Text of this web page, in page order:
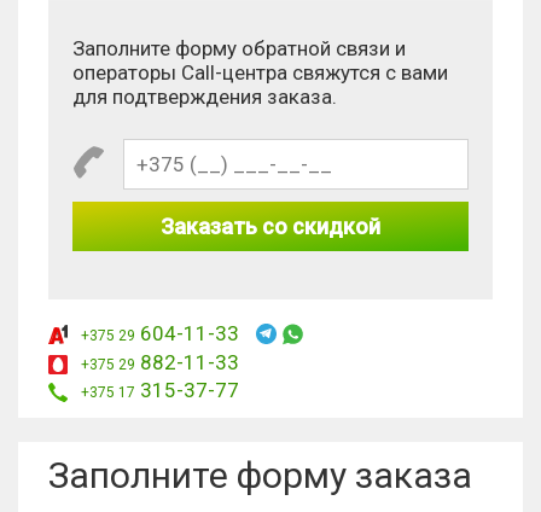
Сколько будет 10 - 5?
Заполните форму обратной связи и
операторы Call-центра свяжутся с вами
для подтверждения заказа.
Заказать со скидкой
+375 29 604-11-33
+375 29 882-11-33
+375 17 315-37-77
Заполните форму заказа